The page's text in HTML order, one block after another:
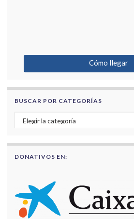
Cómo llegar
BUSCAR POR CATEGORÍAS
Buscar por categorías
DONATIVOS EN: